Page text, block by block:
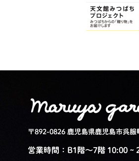
〒892-0826 鹿児島県鹿児島市呉
営業時間：B1階〜7階 10:00 ~